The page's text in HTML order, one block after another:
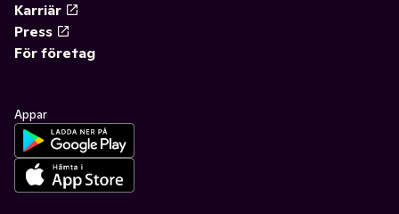
Karriär
Press
För företag
Appar